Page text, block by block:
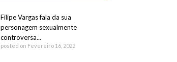
Filipe Vargas fala da sua
personagem sexualmente
controversa...
posted on Fevereiro 16, 2022